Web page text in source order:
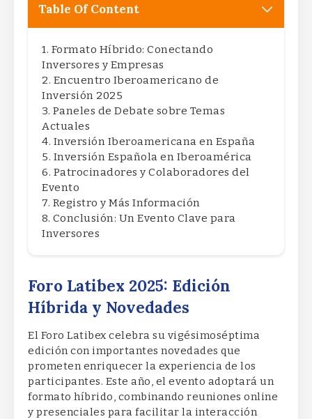
Table Of Content
Formato Híbrido: Conectando
Inversores y Empresas
Encuentro Iberoamericano de
Inversión 2025
Paneles de Debate sobre Temas
Actuales
Inversión Iberoamericana en España
Inversión Española en Iberoamérica
Patrocinadores y Colaboradores del
Evento
Registro y Más Información
Conclusión: Un Evento Clave para
Inversores
Foro Latibex 2025: Edición
Híbrida y Novedades
El Foro Latibex celebra su vigésimoséptima
edición con importantes novedades que
prometen enriquecer la experiencia de los
participantes. Este año, el evento adoptará un
formato híbrido, combinando reuniones online
y presenciales para facilitar la interacción